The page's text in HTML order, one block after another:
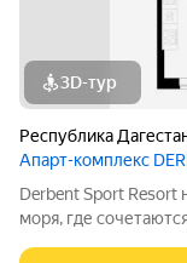
3D-тур
Республика
Апарт-комплекс
Derbent Sport Resort недвижимость на берегу Каспийского
моря, где